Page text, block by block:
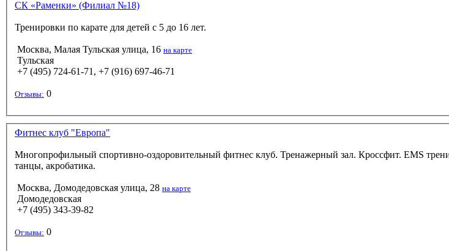
СК «Раменки» (Филиал №18)
Тренировки по карате для детей с 5 до 16 лет.
Москва, Малая Тульская улица, 16 на карте
Тульская
+7 (495) 724-61-71, +7 (916) 697-46-71
Отзывы: 0
Фитнес клуб "Европа"
Многопрофильный спортивно-оздоровительный фитнес клуб. Тренажерный зал. Кроссфит. EMS
танцы, акробатика.
Москва, Домодедовская улица, 28 на карте
Домодедовская
+7 (495) 343-39-82
Отзывы: 0